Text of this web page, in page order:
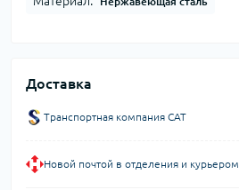
Доставка
Транспортная компания CAT
Новой почтой в отделения и курьером